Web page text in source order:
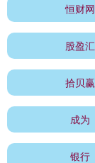
恒财网
股盈汇
拾贝赢
成为
银行